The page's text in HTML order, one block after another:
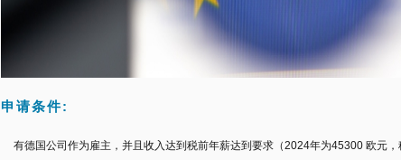
申请条件:
有德国公司作为雇主，并且收入达到税前年薪达到要求（2024年为45300 欧元，